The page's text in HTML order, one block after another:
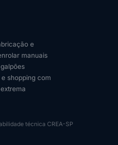
e
manuais
shopping com
técnica CREA-SP